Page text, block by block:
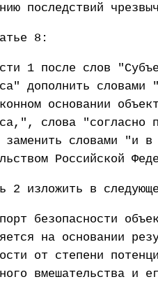
последствий
8:
1 после слов
дополнить
основании
слова "согласно
заменить словами "и в
Российской
2 изложить в
безопасности
на основании
от степени
вмешательства и